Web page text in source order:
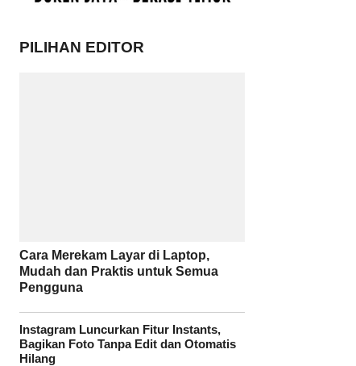
PILIHAN EDITOR
Cara Merekam Layar di Laptop,
Mudah dan Praktis untuk Semua
Pengguna
Instagram Luncurkan Fitur Instants,
Bagikan Foto Tanpa Edit dan Otomatis
Hilang